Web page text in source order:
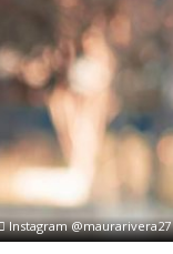
Instagram @maurarivera27